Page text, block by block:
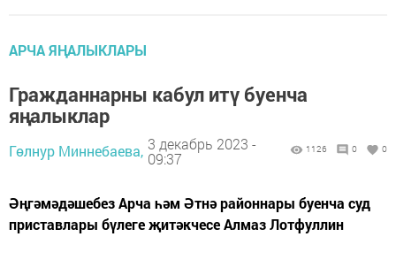
АРЧА ЯҢАЛЫКЛАРЫ
Гражданнарны кабул итү буенча
яңалыклар
Гөлнур Миннебаева, 3 декабрь 2023 -
09:37
1126 0 0
Әңгәмәдәшебез Арча һәм Әтнә районнары буенча суд
приставлары бүлеге җитәкчесе Алмаз Лотфуллин